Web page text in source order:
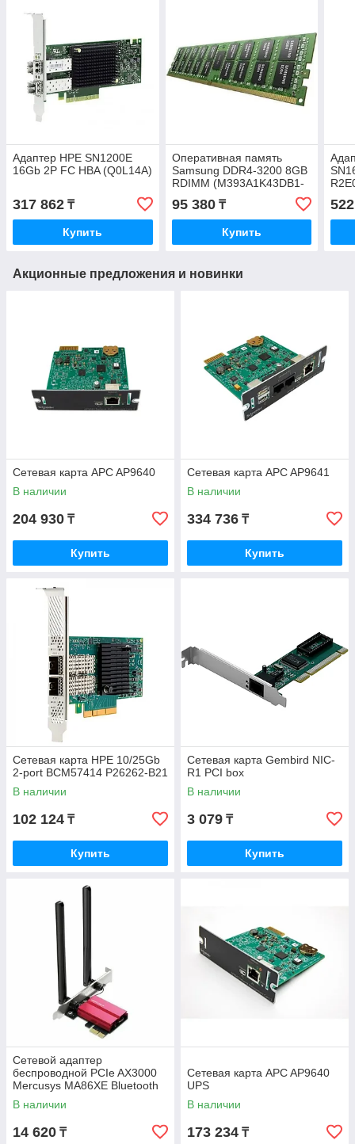
Адаптер HPE SN1200E
16Gb 2P FC HBA (Q0L14A)
317 862 ₸
Купить
Оперативная память
Samsung DDR4-3200 8GB
RDIMM (M393A1K43DB1-
95 380₸
Купить
Акционные предложения и новинки
Сетевая карта APC AP9640
В наличии
204 930 ₸
Купить
Сетевая карта APC AP9641
В наличии
334 736 ₸
Купить
Сетевая карта HPE 10/25Gb
2-port BCM57414 P26262-B21
В наличии
102 124 ₸
Купить
Сетевая карта Gembird NIC-
R1 PCI box
В наличии
3 079 ₸
Купить
Сетевой адаптер
беспроводной PCIe AX3000
Mercusys MA86XE Bluetooth
5.2 Wi-Fi 6
В наличии
14 620 ₸
Сетевая карта APC AP9640
UPS
В наличии
173 234 ₸